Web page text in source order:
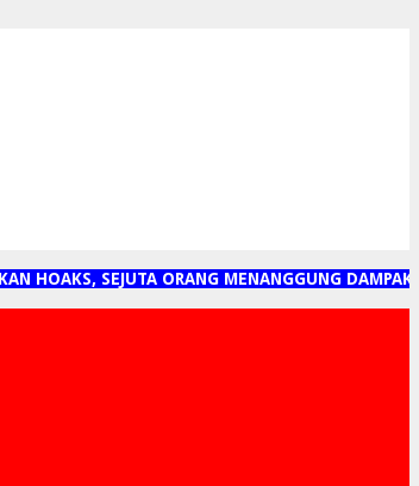
SEJUTA ORANG MENANGGUNG DAMPAKNYA"